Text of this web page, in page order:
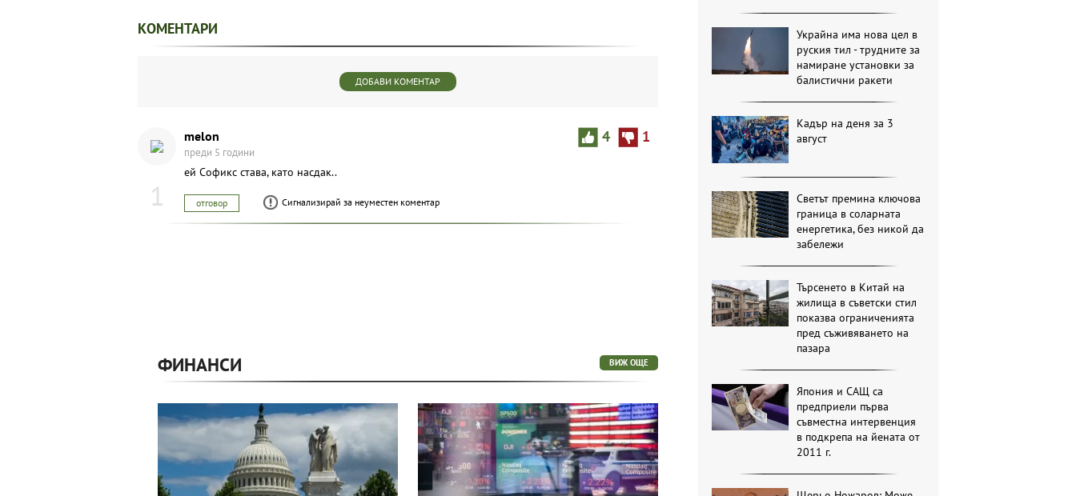
Украйна има нова цел в
руския тил - трудните за
намиране установки за
балистични ракети
Кадър на деня за 3
август
Светът премина ключова
граница в соларната
енергетика, без никой да
забележи
Търсенето в Китай на
жилища в съветски стил
показва ограниченията
пред съживяването на
пазара
Япония и САЩ са
предприели първа
съвместна интервенция
в подкрепа на йената от
2011 г.
КОМЕНТАРИ
ДОБАВИ КОМЕНТАР
1
4 1
melon
преди 5 години
ей Софикс става, като насдак..
отговор Сигнализирай за неуместен коментар
ФИНАНСИ ВИЖ ОЩЕ